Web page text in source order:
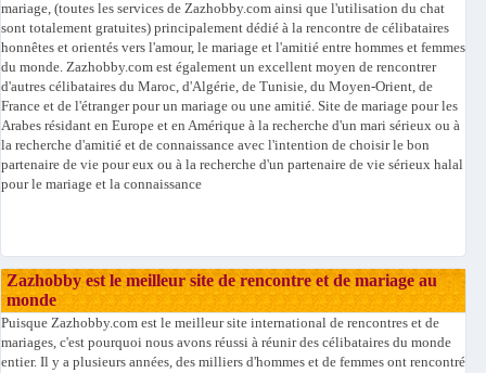
mariage, (toutes les services de Zazhobby.com ainsi que l'utilisation du chat
sont totalement gratuites) principalement dédié à la rencontre de célibataires
honnêtes et orientés vers l'amour, le mariage et l'amitié entre hommes et femmes
du monde. Zazhobby.com est également un excellent moyen de rencontrer
d'autres célibataires du Maroc, d'Algérie, de Tunisie, du Moyen-Orient, de
France et de l'étranger pour un mariage ou une amitié. Site de mariage pour les
Arabes résidant en Europe et en Amérique à la recherche d'un mari sérieux ou à
la recherche d'amitié et de connaissance avec l'intention de choisir le bon
partenaire de vie pour eux ou à la recherche d'un partenaire de vie sérieux halal
pour le mariage et la connaissance
Zazhobby est le meilleur site de rencontre et de mariage au
monde
Puisque Zazhobby.com est le meilleur site international de rencontres et de
mariages, c'est pourquoi nous avons réussi à réunir des célibataires du monde
entier. Il y a plusieurs années, des milliers d'hommes et de femmes ont rencontré